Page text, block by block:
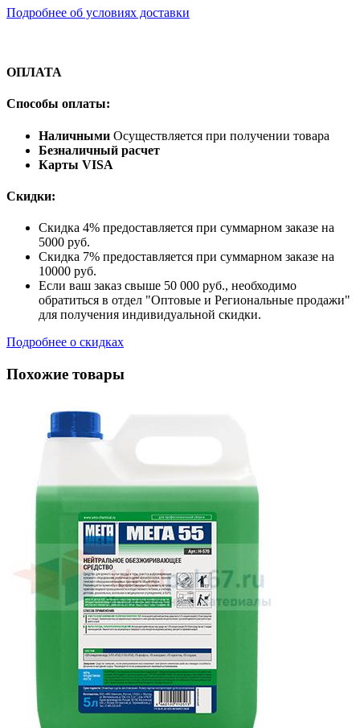
Подробнее об условиях доставки
ОПЛАТА
Способы оплаты:
Наличными Осуществляется при получении товара
Безналичный расчет
Карты VISA
Скидки:
Скидка 4% предоставляется при суммарном заказе на
5000 руб.
Скидка 7% предоставляется при суммарном заказе на
10000 руб.
Если ваш заказ свыше 50 000 руб., необходимо
обратиться в отдел "Оптовые и Региональные продажи"
для получения индивидуальной скидки.
Подробнее о скидках
Похожие товары